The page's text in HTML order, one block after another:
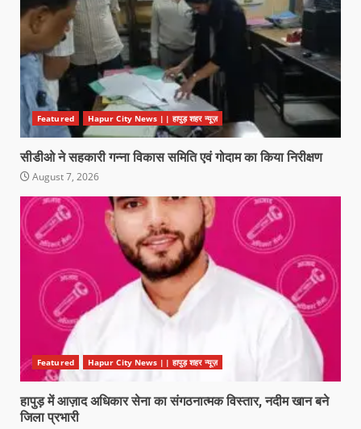
Featured Hapur City News || हापुड़ शहर न्यूज़
सीडीओ ने सहकारी गन्ना विकास समिति एवं गोदाम का किया निरीक्षण
August 7, 2026
Featured Hapur City News || हापुड़ शहर न्यूज़
हापुड़ में आज़ाद अधिकार सेना का संगठनात्मक विस्तार, नदीम खान बने
जिला प्रभारी